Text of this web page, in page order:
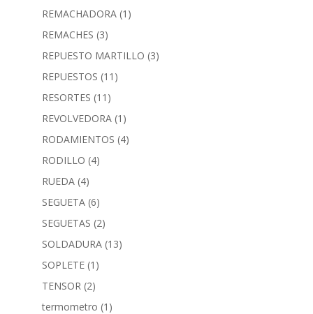
REMACHADORA (1)
REMACHES (3)
REPUESTO MARTILLO (3)
REPUESTOS (11)
RESORTES (11)
REVOLVEDORA (1)
RODAMIENTOS (4)
RODILLO (4)
RUEDA (4)
SEGUETA (6)
SEGUETAS (2)
SOLDADURA (13)
SOPLETE (1)
TENSOR (2)
termometro (1)